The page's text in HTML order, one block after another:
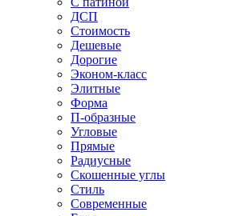
ДСП
Стоимость
Дешевые
Дорогие
Эконом-класс
Элитные
Форма
П-образные
Угловые
Прямые
Радиусные
Скошенные углы
Стиль
Современные